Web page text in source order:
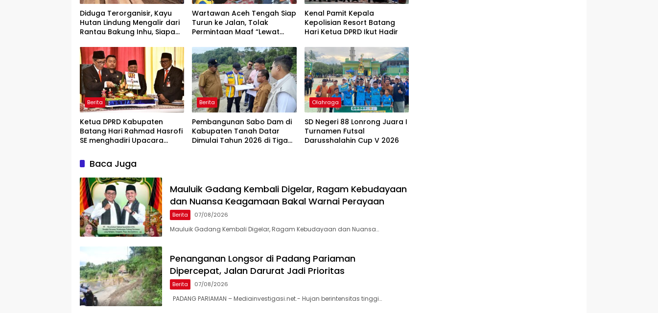
Diduga Terorganisir, Kayu
Hutan Lindung Mengalir dari
Rantau Bakung Inhu, Siapa
Wartawan Aceh Tengah Siap
Turun ke Jalan, Tolak
Permintaan Maaf “Lewat
Kenal Pamit Kepala
Kepolisian Resort Batang
Hari ‎Ketua DPRD Ikut Hadir
Berita
Ketua DPRD Kabupaten
Batang Hari Rahmad Hasrofi
SE menghadiri Upacara
Berita
Pembangunan Sabo Dam di
Kabupaten Tanah Datar
Dimulai Tahun 2026 di Tiga
Olahraga
SD Negeri 88 Lonrong Juara I
Turnamen Futsal
Darusshalahin Cup V 2026
Baca Juga
Mauluik Gadang Kembali Digelar, Ragam Kebudayaan
dan Nuansa Keagamaan Bakal Warnai Perayaan
Berita 07/08/2026
Mauluik Gadang Kembali Digelar, Ragam Kebudayaan dan Nuansa…
Penanganan Longsor di Padang Pariaman
Dipercepat, Jalan Darurat Jadi Prioritas
Berita 07/08/2026
PADANG PARIAMAN – Mediainvestigasi.net.- Hujan berintensitas tinggi…